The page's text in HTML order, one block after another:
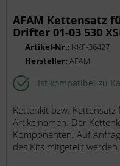
AFAM Kettensatz
Drifter 01-03 530
Artikel-Nr.: KKF-36427
Hersteller:AFAM
Ist kompatibel zu
Kettenkit bzw. Kettensatz
Artikelnamen. Der
Komponenten. Auf
des Kits mitgeteilt